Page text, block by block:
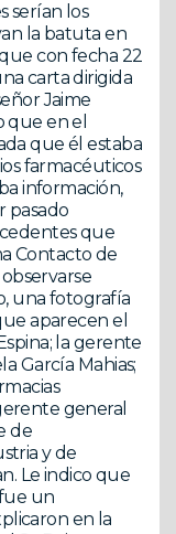
serían los
la batuta en
con fecha 22
carta dirigida
Jaime
que en el
que él estaba
farmacéuticos
información,
pasado
que
Contacto de
una fotografía
aparecen el
la gerente
García Mahias;
general
de
y de
Le indico que
un
en la